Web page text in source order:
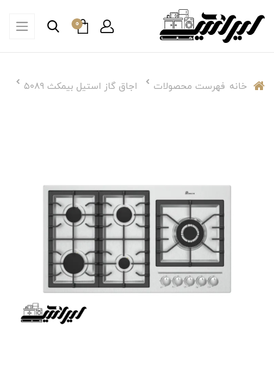
0
خانه فهرست محصولات اجاق گاز استیل بیمکث ۵۰۸۹